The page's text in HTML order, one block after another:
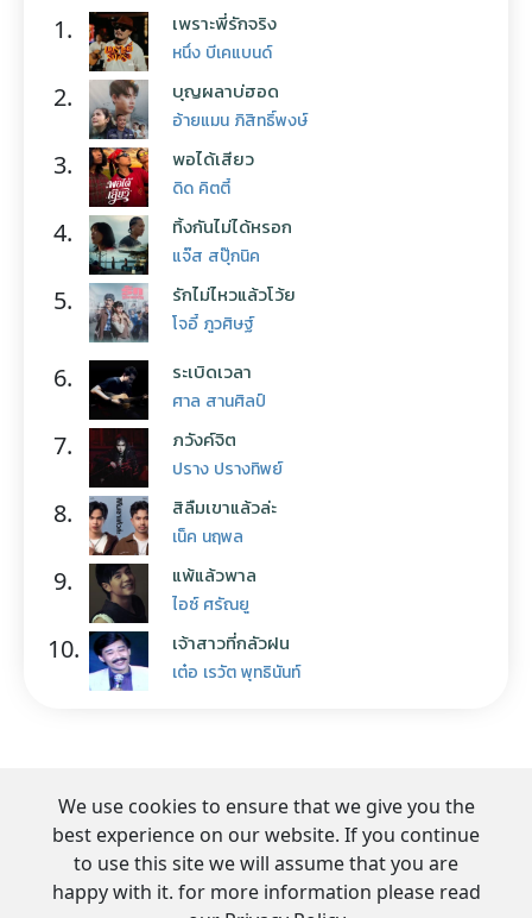
1. เพราะพี่รักจริง
หนึ่ง บีเคแบนด์
2. บุญผลาบ่ฮอด
อ้ายแมน ภิสิทธิ์พงษ์
3. พอได้เสียว
ดิด คิตตี้
4. ทิ้งกันไม่ได้หรอก
แจ๊ส สปุ๊กนิค
5. รักไม่ไหวแล้วโว้ย
โจอี้ ภูวศิษฐ์
6. ระเบิดเวลา
ศาล สานศิลป์
7. ภวังค์จิต
ปราง ปรางทิพย์
8. สิลืมเขาแล้วล่ะ
เน็ค นฤพล
9. แพ้แล้วพาล
ไอซ์ ศรัณยู
10. เจ้าสาวที่กลัวฝน
เต๋อ เรวัต พุทธินันท์
We use cookies to ensure that we give you the
best experience on our website. If you continue
to use this site we will assume that you are
happy with it. for more information please read